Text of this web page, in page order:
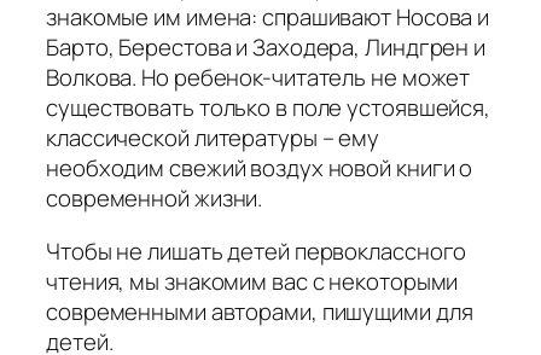
знакомые им имена: спрашивают Носова и
Барто, Берестова и Заходера, Линдгрен и
Волкова. Но ребенок-читатель не может
существовать только в поле устоявшейся,
классической литературы – ему
необходим свежий воздух новой книги о
современной жизни.
Чтобы не лишать детей первоклассного
чтения, мы знакомим вас с некоторыми
современными авторами, пишущими для
детей.